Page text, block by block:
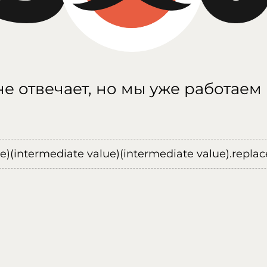
отвечает, но мы уже работаем
value)(intermediate